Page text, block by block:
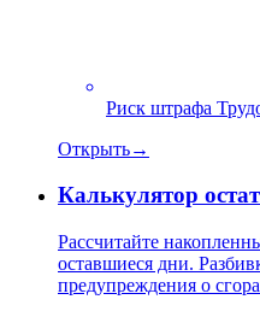
Риск штрафа
Открыть→
Калькулятор
Рассчитайте
оставшиеся дни.
предупреждения о